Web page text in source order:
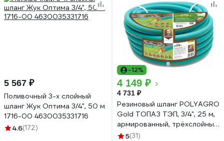
5 567 ₽
Поливочный 3-х слойный
шланг Жук Оптима 3/4", 50 м
1716-00 4630035331716
4.6(172)
-12%
4 149 ₽
4 731 ₽
Резиновый шланг POLYAGRO
Gold ТОПАЗ ТЭП, 3/4", 25 м,
армированный, трёхслойный,
морозостойкий 7559525
5(31)